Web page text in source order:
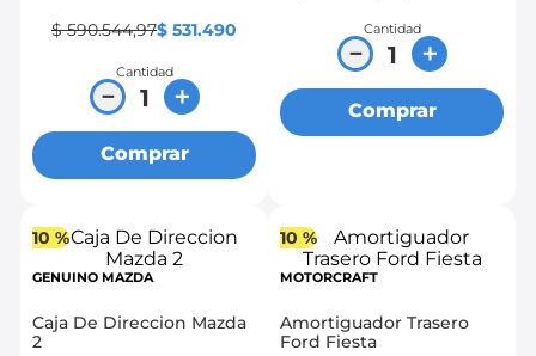
$ 590.544,97$ 531.490
Cantidad
＋
－
Comprar
Cantidad
＋
－
Comprar
10 %
GENUINO MAZDA
Caja De Direccion Mazda
2
10 %
MOTORCRAFT
Amortiguador Trasero
Ford Fiesta